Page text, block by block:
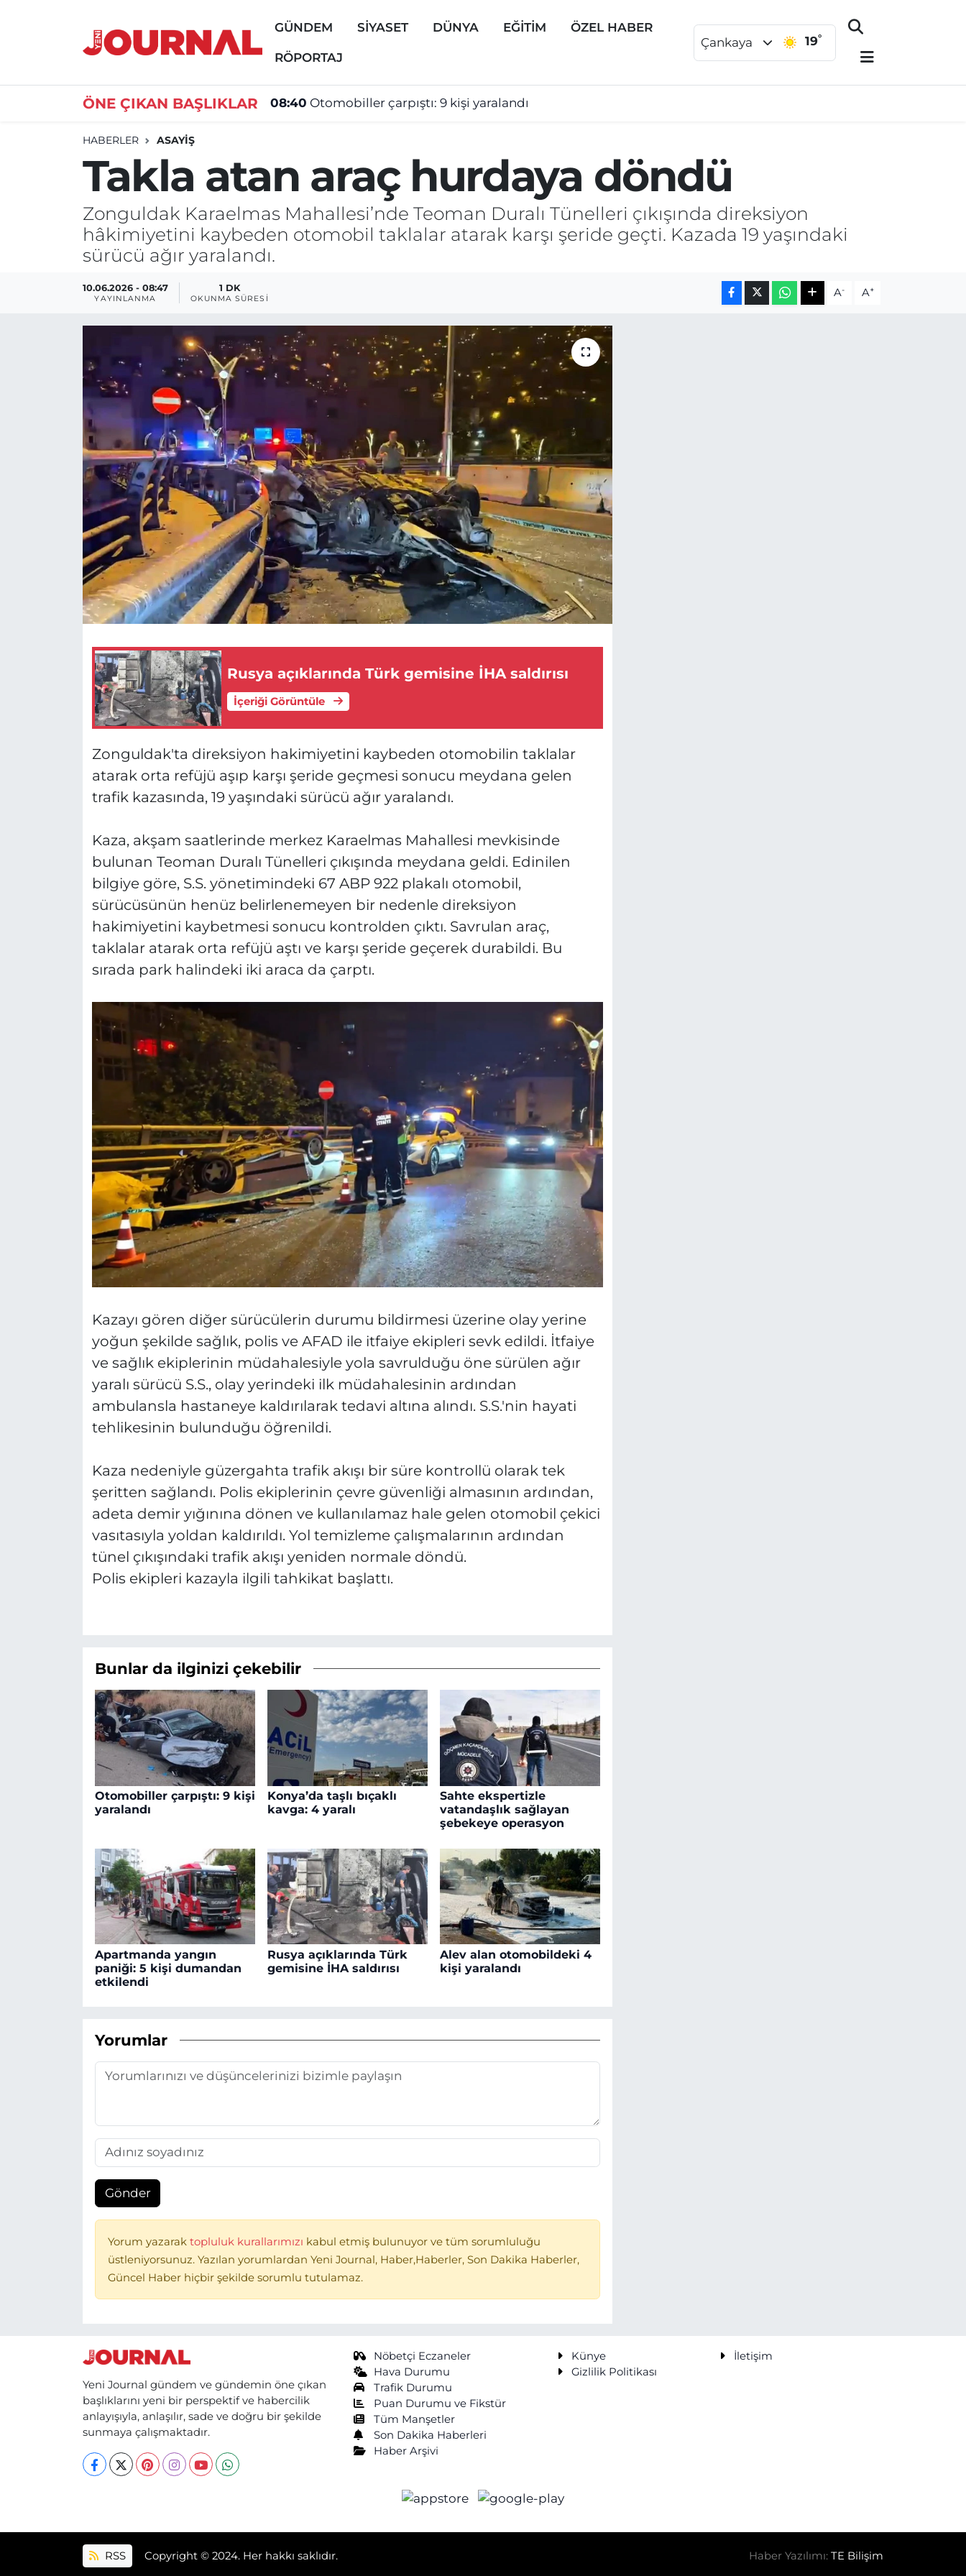
GÜNDEM SİYASET DÜNYA EĞİTİM ÖZEL HABER
RÖPORTAJ
Çankaya 19°
ÖNE ÇIKAN BAŞLIKLAR 08:40 Otomobiller çarpıştı: 9 kişi yaralandı
HABERLER ASAYİŞ
Takla atan araç hurdaya döndü
Zonguldak Karaelmas Mahallesi’nde Teoman Duralı Tünelleri çıkışında direksiyon
hâkimiyetini kaybeden otomobil taklalar atarak karşı şeride geçti. Kazada 19 yaşındaki
sürücü ağır yaralandı.
10.06.2026 - 08:47
YAYINLANMA
1 DK
OKUNMA SÜRESI A- A+
Rusya açıklarında Türk gemisine İHA saldırısı
İçeriği Görüntüle
Zonguldak'ta direksiyon hakimiyetini kaybeden otomobilin taklalar
atarak orta refüjü aşıp karşı şeride geçmesi sonucu meydana gelen
trafik kazasında, 19 yaşındaki sürücü ağır yaralandı.
Kaza, akşam saatlerinde merkez Karaelmas Mahallesi mevkisinde
bulunan Teoman Duralı Tünelleri çıkışında meydana geldi. Edinilen
bilgiye göre, S.S. yönetimindeki 67 ABP 922 plakalı otomobil,
sürücüsünün henüz belirlenemeyen bir nedenle direksiyon
hakimiyetini kaybetmesi sonucu kontrolden çıktı. Savrulan araç,
taklalar atarak orta refüjü aştı ve karşı şeride geçerek durabildi. Bu
sırada park halindeki iki araca da çarptı.
Kazayı gören diğer sürücülerin durumu bildirmesi üzerine olay yerine
yoğun şekilde sağlık, polis ve AFAD ile itfaiye ekipleri sevk edildi. İtfaiye
ve sağlık ekiplerinin müdahalesiyle yola savrulduğu öne sürülen ağır
yaralı sürücü S.S., olay yerindeki ilk müdahalesinin ardından
ambulansla hastaneye kaldırılarak tedavi altına alındı. S.S.'nin hayati
tehlikesinin bulunduğu öğrenildi.
Kaza nedeniyle güzergahta trafik akışı bir süre kontrollü olarak tek
şeritten sağlandı. Polis ekiplerinin çevre güvenliği almasının ardından,
adeta demir yığınına dönen ve kullanılamaz hale gelen otomobil çekici
vasıtasıyla yoldan kaldırıldı. Yol temizleme çalışmalarının ardından
tünel çıkışındaki trafik akışı yeniden normale döndü.
Polis ekipleri kazayla ilgili tahkikat başlattı.
Bunlar da ilginizi çekebilir
Otomobiller çarpıştı: 9 kişi
yaralandı
Konya’da taşlı bıçaklı
kavga: 4 yaralı
Sahte ekspertizle
vatandaşlık sağlayan
şebekeye operasyon
Apartmanda yangın
paniği: 5 kişi dumandan
etkilendi
Rusya açıklarında Türk
gemisine İHA saldırısı
Alev alan otomobildeki 4
kişi yaralandı
Yorumlar
Gönder
Yorum yazarak topluluk kurallarımızı kabul etmiş bulunuyor ve tüm sorumluluğu
üstleniyorsunuz. Yazılan yorumlardan Yeni Journal, Haber,Haberler, Son Dakika Haberler,
Güncel Haber hiçbir şekilde sorumlu tutulamaz.
Yeni Journal gündem ve gündemin öne çıkan
başlıklarını yeni bir perspektif ve habercilik
anlayışıyla, anlaşılır, sade ve doğru bir şekilde
sunmaya çalışmaktadır.
Nöbetçi Eczaneler
Hava Durumu
Trafik Durumu
Puan Durumu ve Fikstür
Tüm Manşetler
Son Dakika Haberleri
Haber Arşivi
Künye
İletişim
Gizlilik Politikası
RSS Copyright © 2024. Her hakkı saklıdır. Haber Yazılımı:TE Bilişim
GÜNDEM
DÜNYA
ÖZEL HABER
Nöbetçi Eczaneler
Süper Lig Puan Durumu ve Fikstür
Son Dakika Haberleri